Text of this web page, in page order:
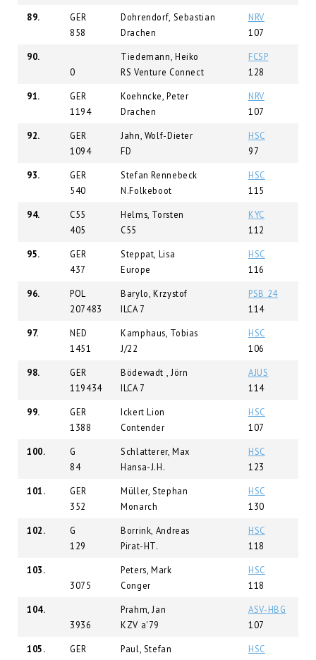
89.
GER
858
Dohrendorf, Sebastian
Drachen
NRV
107
90.
0
Tiedemann, Heiko
RS Venture Connect
FCSP
128
91.
GER
1194
Koehncke, Peter
Drachen
NRV
107
92.
GER
1094
Jahn, Wolf-Dieter
FD
HSC
97
93.
GER
540
Stefan Rennebeck
N.Folkeboot
HSC
115
94.
C55
405
Helms, Torsten
C55
KYC
112
95.
GER
437
Steppat, Lisa
Europe
HSC
116
96.
POL
207483
Barylo, Krzystof
ILCA 7
PSB 24
114
97.
NED
1451
Kamphaus, Tobias
J/22
HSC
106
98.
GER
119434
Bödewadt , Jörn
ILCA 7
AJUS
114
99.
GER
1388
Ickert Lion
Contender
HSC
107
100.
G
84
Schlatterer, Max
Hansa-J.H.
HSC
123
101.
GER
352
Müller, Stephan
Monarch
HSC
130
102.
G
129
Borrink, Andreas
Pirat-HT.
HSC
118
103.
3075
Peters, Mark
Conger
HSC
118
104.
3936
Prahm, Jan
KZV a'79
ASV-HBG
107
105.
GER
Paul, Stefan
HSC